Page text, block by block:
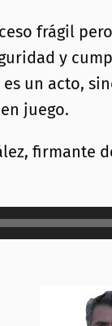
frágil
y
un acto,
juego.
firmante